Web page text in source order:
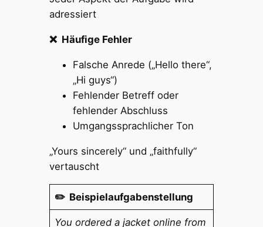
adressiert
❌ Häufige Fehler
Falsche Anrede („Hello there“,
„Hi guys“)
Fehlender Betreff oder
fehlender Abschluss
Umgangssprachlicher Ton
„Yours sincerely“ und „faithfully“
vertauscht
✏️ Beispielaufgabenstellung
You ordered a jacket online from